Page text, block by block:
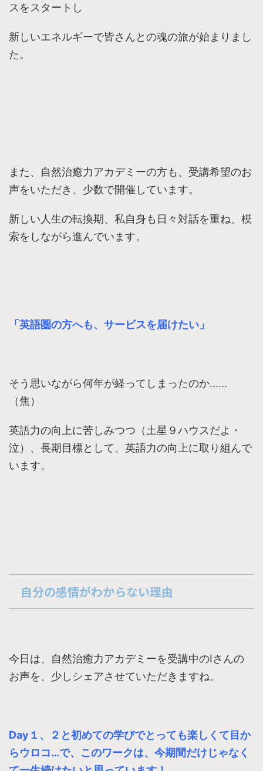
スをスタートし
新しいエネルギーで皆さんとの魂の旅が始まりまし
た。
また、自然治癒力アカデミーの方も、受講希望のお
声をいただき、少数で開催しています。
新しい人生の転換期、私自身も日々対話を重ね、模
索をしながら進んでいます。
「英語圏の方へも、サービスを届けたい」
そう思いながら何年が経ってしまったのか......
（焦）
英語力の向上に苦しみつつ（土星９ハウスだよ・
泣）、長期目標として、英語力の向上に取り組んで
います。
自分の感情がわからない理由
今日は、自然治癒力アカデミーを受講中のIさんの
お声を、少しシェアさせていただきますね。
Day１、２と初めての学びでとっても楽しくて目か
らウロコ…で、このワークは、今期間だけじゃなく